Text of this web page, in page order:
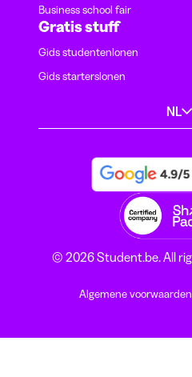
Business school fair
Gratis stuff
Gids studentenlonen
Gids starterslonen
NL
© 2026 Student.be. All
Algemene voorwaarden